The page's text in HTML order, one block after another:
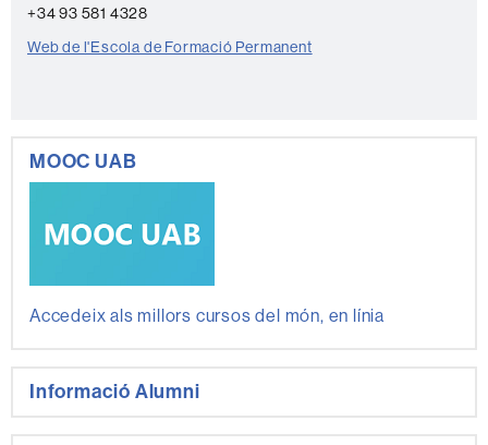
+34 93 581 4328
Web de l'Escola de Formació Permanent
MOOC UAB
Accedeix als millors cursos del món, en línia
Informació Alumni